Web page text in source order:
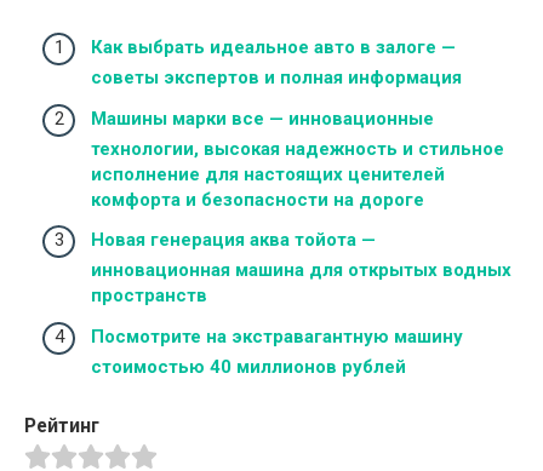
Как выбрать идеальное авто в залоге —
советы экспертов и полная информация
Машины марки все — инновационные
технологии, высокая надежность и стильное
исполнение для настоящих ценителей
комфорта и безопасности на дороге
Новая генерация аква тойота —
инновационная машина для открытых водных
пространств
Посмотрите на экстравагантную машину
стоимостью 40 миллионов рублей
Рейтинг